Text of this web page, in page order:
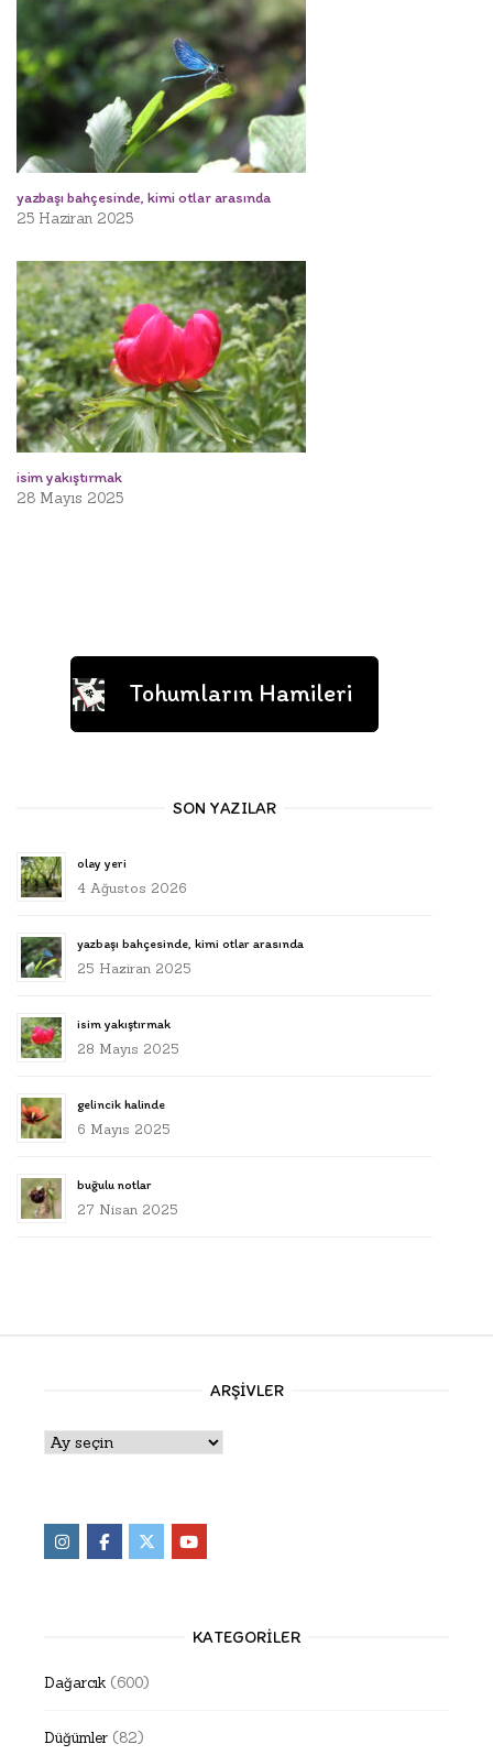
yazbaşı bahçesinde, kimi otlar arasında
25 Haziran 2025
isim yakıştırmak
28 Mayıs 2025
Tohumların Hamileri
SON YAZILAR
olay yeri
4 Ağustos 2026
yazbaşı bahçesinde, kimi otlar arasında
25 Haziran 2025
isim yakıştırmak
28 Mayıs 2025
gelincik halinde
6 Mayıs 2025
buğulu notlar
27 Nisan 2025
ARŞIVLER
Arşivler
KATEGORILER
Dağarcık (600)
Düğümler (82)